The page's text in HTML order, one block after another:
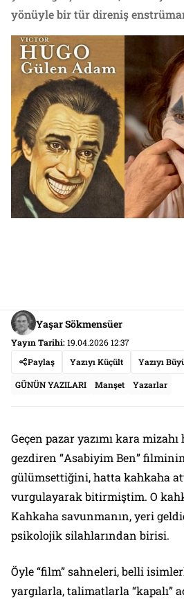
yönüyle bir tür direniş
Yaşar Sökmensüer
Yayın Tarihi:19.04.2026 12:37
Paylaş
Yazıyı Küçült Yazıyı
GÜNÜN YAZILARI Manşet Yazarlar
Geçen pazar yazımı kara
gezdiren “Asabiyim Ben”
gülümsettiğini, hatta kahkaha
vurgulayarak bitirmiştim. O
Kahkaha savunmanın, yeri
psikolojik silahlarından birisi.
Öyle “film” sahneleri, belli
yargılarla, talimatlarla “kapalı”